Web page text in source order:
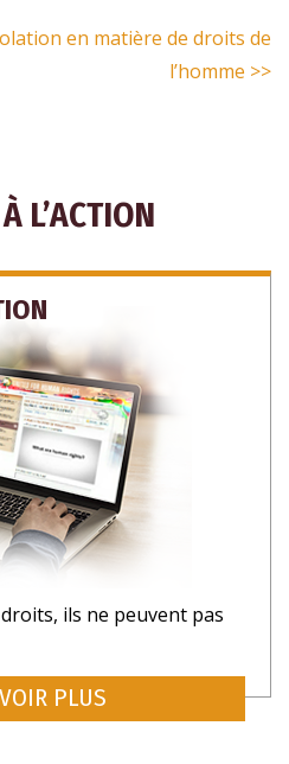
en matière de droits de
l’homme >>
L’ACTION
ils ne peuvent pas
PLUS